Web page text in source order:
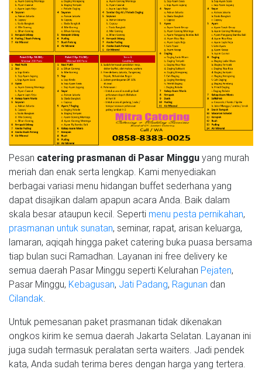
Pesan catering prasmanan di Pasar Minggu yang murah
meriah dan enak serta lengkap. Kami menyediakan
berbagai variasi menu hidangan buffet sederhana yang
dapat disajikan dalam apapun acara Anda. Baik dalam
skala besar ataupun kecil. Seperti menu pesta pernikahan,
prasmanan untuk sunatan, seminar, rapat, arisan keluarga,
lamaran, aqiqah hingga paket catering buka puasa bersama
tiap bulan suci Ramadhan. Layanan ini free delivery ke
semua daerah Pasar Minggu seperti Kelurahan Pejaten,
Pasar Minggu, Kebagusan, Jati Padang, Ragunan dan
Cilandak.
Untuk pemesanan paket prasmanan tidak dikenakan
ongkos kirim ke semua daerah Jakarta Selatan. Layanan ini
juga sudah termasuk peralatan serta waiters. Jadi pendek
kata, Anda sudah terima beres dengan harga yang tertera.